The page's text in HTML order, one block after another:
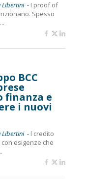
Libertini - I proof of
Spesso
BCC
finanza e
i nuovi
Libertini - l credito
esigenze che